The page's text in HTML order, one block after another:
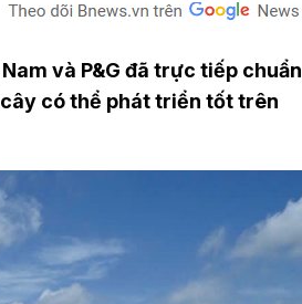
và P&G đã trực tiếp chuẩn
có thể phát triển tốt trên